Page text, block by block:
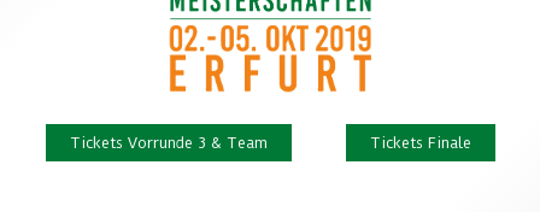
Tickets Vorrunde 3 & Team Tickets Finale